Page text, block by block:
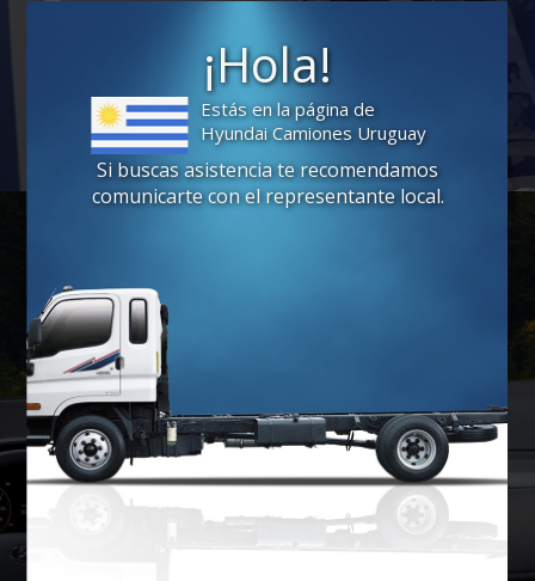
¡Hola!
Estás en la página de
Hyundai Camiones Uruguay
Si buscas asistencia te recomendamos
comunicarte con el representante local.
Comunicate con
un asesor
Contactarme